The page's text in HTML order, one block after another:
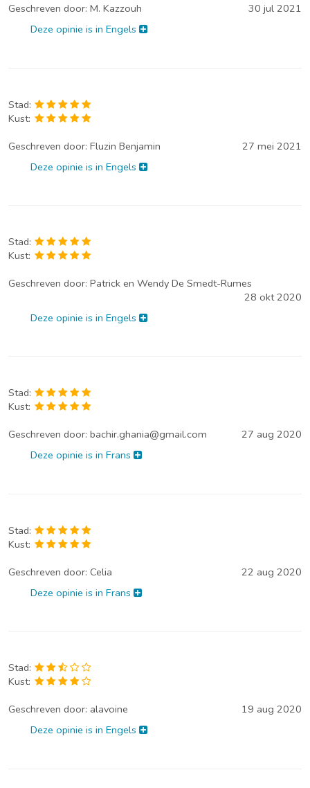
Geschreven door: M. Kazzouh
30 jul 2021
Deze opinie is in Engels
Stad:
Kust:
Geschreven door: Fluzin Benjamin
27 mei 2021
Deze opinie is in Engels
Stad:
Kust:
Geschreven door: Patrick en Wendy De Smedt-Rumes
28 okt 2020
Deze opinie is in Engels
Stad:
Kust:
Geschreven door: bachir.ghania@gmail.com
27 aug 2020
Deze opinie is in Frans
Stad:
Kust:
Geschreven door: Celia
22 aug 2020
Deze opinie is in Frans
Stad:
Kust:
Geschreven door: alavoine
19 aug 2020
Deze opinie is in Engels